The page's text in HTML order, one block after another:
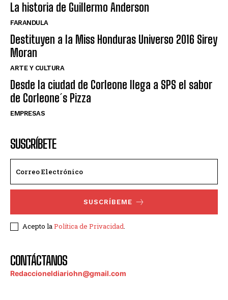
La historia de Guillermo Anderson
FARANDULA
Destituyen a la Miss Honduras Universo 2016 Sirey
Moran
ARTE Y CULTURA
Desde la ciudad de Corleone llega a SPS el sabor
de Corleone´s Pizza
EMPRESAS
SUSCRÍBETE
SUSCRÍBEME
Acepto laPolítica de Privacidad.
CONTÁCTANOS
Redaccioneldiariohn@gmail.com